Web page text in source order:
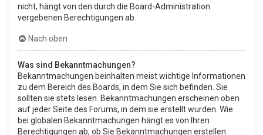
nicht, hängt von den durch die Board-Administration
vergebenen Berechtigungen ab.
Nach oben
Was sind Bekanntmachungen?
Bekanntmachungen beinhalten meist wichtige Informationen
zu dem Bereich des Boards, in dem Sie sich befinden. Sie
sollten sie stets lesen. Bekanntmachungen erscheinen oben
auf jeder Seite des Forums, in dem sie erstellt wurden. Wie
bei globalen Bekanntmachungen hängt es von Ihren
Berechtigungen ab, ob Sie Bekanntmachungen erstellen